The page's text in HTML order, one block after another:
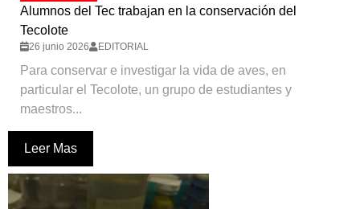
Alumnos del Tec trabajan en la conservación del
Tecolote
26 junio 2026 EDITORIAL
Para conservar e investigar la vida de aves, en
particular el Tecolote, un grupo de estudiantes y
maestros...
Leer Mas